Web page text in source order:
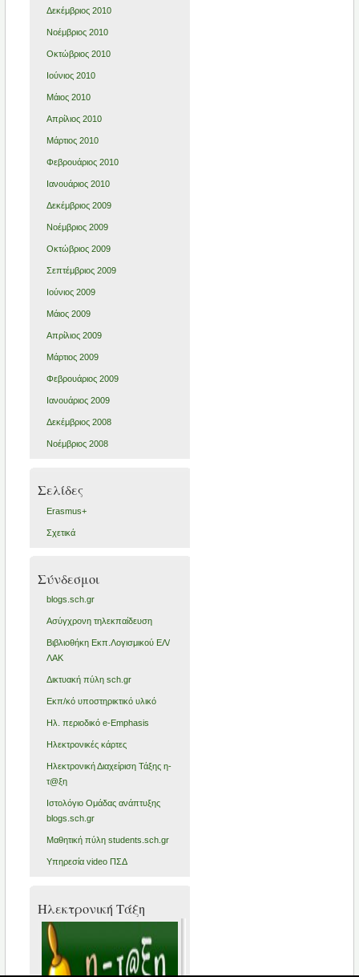
Δεκέμβριος 2010
Νοέμβριος 2010
Οκτώβριος 2010
Ιούνιος 2010
Μάιος 2010
Απρίλιος 2010
Μάρτιος 2010
Φεβρουάριος 2010
Ιανουάριος 2010
Δεκέμβριος 2009
Νοέμβριος 2009
Οκτώβριος 2009
Σεπτέμβριος 2009
Ιούνιος 2009
Μάιος 2009
Απρίλιος 2009
Μάρτιος 2009
Φεβρουάριος 2009
Ιανουάριος 2009
Δεκέμβριος 2008
Νοέμβριος 2008
Σελίδες
Erasmus+
Σχετικά
Σύνδεσμοι
blogs.sch.gr
Ασύγχρονη τηλεκπαίδευση
Βιβλιοθήκη Εκπ.Λογισμικού ΕΛ/
ΛΑΚ
Δικτυακή πύλη sch.gr
Εκπ/κό υποστηρικτικό υλικό
Ηλ. περιοδικό e-Emphasis
Ηλεκτρονικές κάρτες
Ηλεκτρονική Διαχείριση Τάξης η-
τ@ξη
Ιστολόγιο Ομάδας ανάπτυξης
blogs.sch.gr
Μαθητική πύλη students.sch.gr
Υπηρεσία video ΠΣΔ
Ηλεκτρονική Τάξη